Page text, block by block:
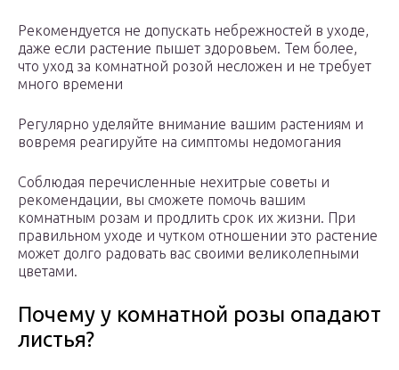
Рекомендуется не допускать небрежностей в уходе,
даже если растение пышет здоровьем. Тем более,
что уход за комнатной розой несложен и не требует
много времени
Регулярно уделяйте внимание вашим растениям и
вовремя реагируйте на симптомы недомогания
Соблюдая перечисленные нехитрые советы и
рекомендации, вы сможете помочь вашим
комнатным розам и продлить срок их жизни. При
правильном уходе и чутком отношении это растение
может долго радовать вас своими великолепными
цветами.
Почему у комнатной розы опадают
листья?